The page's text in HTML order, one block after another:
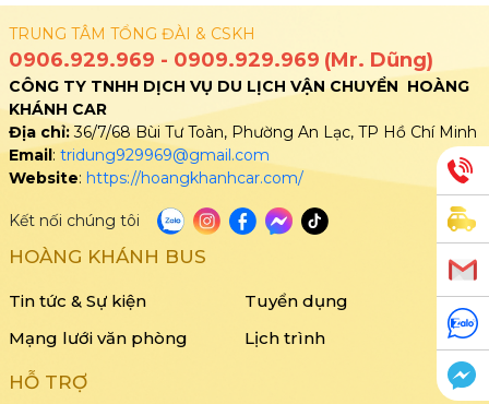
TRUNG TÂM TỔNG ĐÀI & CSKH
0906.929.969 - 0909.929.969 (Mr. Dũng)
CÔNG TY TNHH DỊCH VỤ DU LỊCH VẬN CHUYỂN HOÀNG
KHÁNH CAR
Địa chỉ: 36/7/68 Bùi Tư Toàn, Phường An Lạc, TP Hồ Chí Minh
Email: tridung929969@gmail.com
Website: https://hoangkhanhcar.com/
Kết nối chúng tôi
HOÀNG KHÁNH BUS
Tin tức & Sự kiện
Tuyển dụng
Mạng lưới văn phòng
Lịch trình
HỖ TRỢ